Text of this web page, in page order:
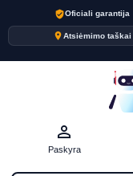
verified_userOficiali garantija
placeAtsiėmimo taškai
person_outline
Paskyra